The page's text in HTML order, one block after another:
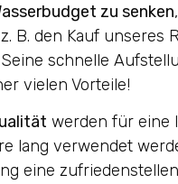
zu senken
B. den Kauf unseres
schnelle
vielen Vorteile!
werden für eine
lang verwendet
eine